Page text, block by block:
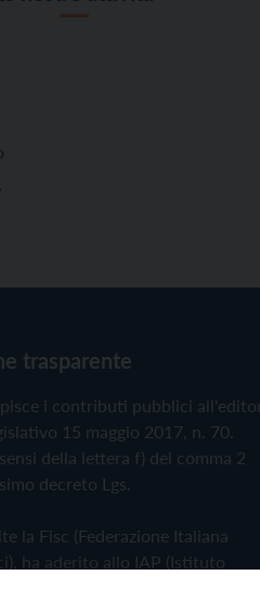
trasparente
i contributi pubblici
15 maggio 2017, n. 70.
della lettera f) del comma 2
decreto Lgs.
la Fisc (Federazione Italiana
ha aderito allo IAP (Istituto